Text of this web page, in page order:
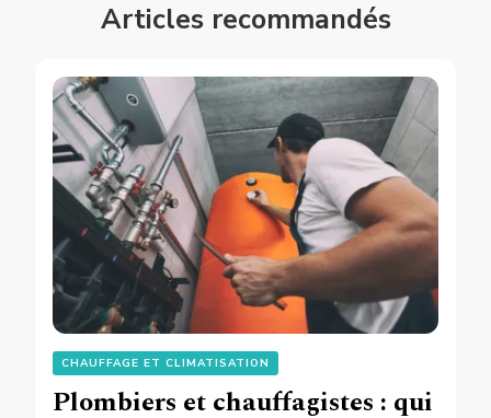
Articles recommandés
CHAUFFAGE ET CLIMATISATION
Plombiers et chauffagistes : qui